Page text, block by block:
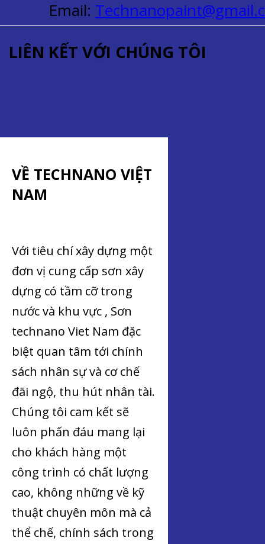
Email:
LIÊN KẾT VỚI CHÚNG TÔI
VỀ TECHNANO VIỆT
NAM
Với tiêu chí xây dựng một
đơn vị cung cấp sơn xây
dựng có tầm cỡ trong
nước và khu vực , Sơn
technano Viet Nam đặc
biệt quan tâm tới chính
sách nhân sự và cơ chế
đãi ngộ, thu hút nhân tài.
Chúng tôi cam kết sẽ
luôn phấn đáu mang lại
cho khách hàng một
công trình có chất lượng
cao, không những về kỹ
thuật chuyên môn mà cả
thể chế, chính sách trong